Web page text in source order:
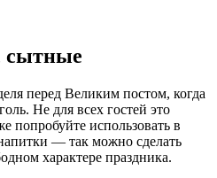
сытные
перед Великим постом, когда
Не для всех гостей это
попробуйте использовать в
— так можно сделать
характере праздника.